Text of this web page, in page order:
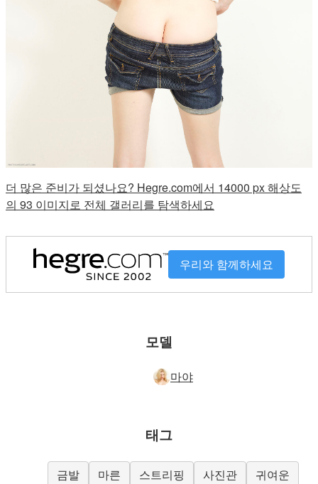
더 많은 준비가 되셨나요? Hegre.com에서 14000 px 해상도
의 93 이미지로 전체 갤러리를 탐색하세요
우리와 함께하세요
모델
마야
태그
금발 마른 스트리핑 사진관
귀여운